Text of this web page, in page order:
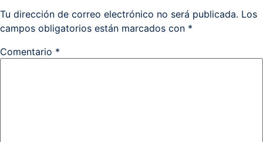
Tu dirección de correo electrónico no será publicada. Los
campos obligatorios están marcados con *
Comentario *